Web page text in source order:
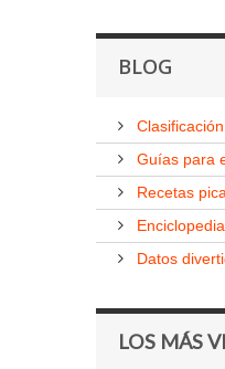
BLOG
Guías para
Recetas
Datos
LOS MÁS